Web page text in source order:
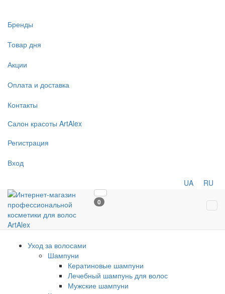
Бренды
Товар дня
Акции
Оплата и доставка
Контакты
Салон красоты ArtAlex
Регистрация
Вход
UA RU
0
Уход за волосами
Шампуни
Кератиновые шампуни
Лечебный шампунь для волос
Мужские шампуни